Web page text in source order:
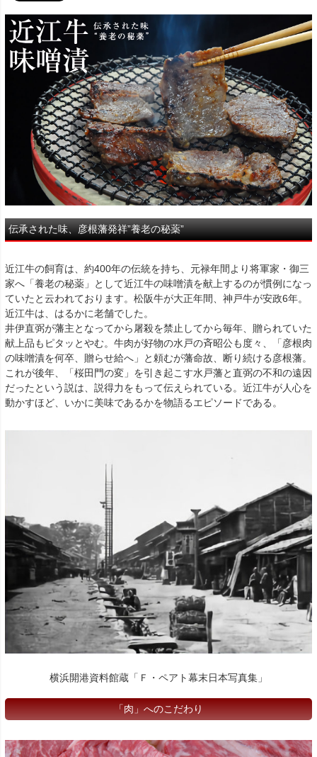
伝承された味、彦根藩発祥”養老の秘薬”
近江牛の飼育は、約400年の伝統を持ち、元禄年間より将軍家・御三
家へ「養老の秘薬」として近江牛の味噌漬を献上するのが慣例になっ
ていたと云われております。松阪牛が大正年間、神戸牛が安政6年。
近江牛は、はるかに老舗でした。
井伊直弼が藩主となってから屠殺を禁止してから毎年、贈られていた
献上品もピタッとやむ。牛肉が好物の水戸の斉昭公も度々、「彦根肉
の味噌漬を何卒、贈らせ給へ」と頼むが藩命故、断り続ける彦根藩。
これが後年、「桜田門の変」を引き起こす水戸藩と直弼の不和の遠因
だったという説は、説得力をもって伝えられている。近江牛が人心を
動かすほど、いかに美味であるかを物語るエピソードである。
横浜開港資料館蔵「Ｆ・ペアト幕末日本写真集」
「肉」へのこだわり